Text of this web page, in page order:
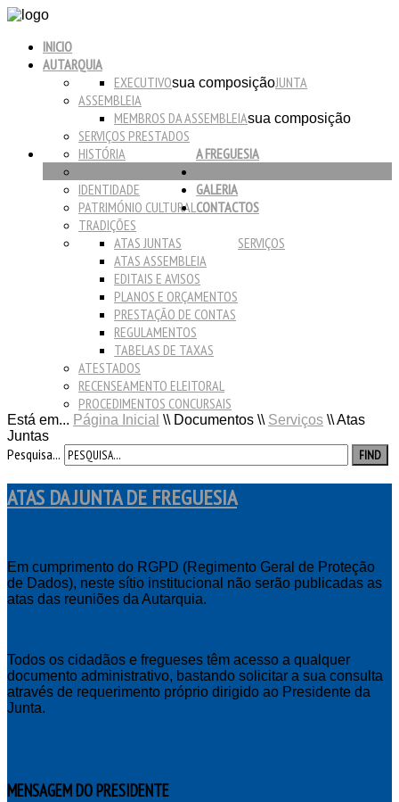
INICIO
AUTARQUIA
JUNTA
EXECUTIVOsua composição
ASSEMBLEIA
MEMBROS DA ASSEMBLEIAsua composição
SERVIÇOS PRESTADOS
A FREGUESIA
HISTÓRIA
IDENTIDADE
PATRIMÓNIO CULTURAL
TRADIÇÕES
SERVIÇOS
ATAS JUNTAS
ATAS ASSEMBLEIA
EDITAIS E AVISOS
PLANOS E ORÇAMENTOS
PRESTAÇÃO DE CONTAS
REGULAMENTOS
TABELAS DE TAXAS
ATESTADOS
RECENSEAMENTO ELEITORAL
PROCEDIMENTOS CONCURSAIS
GALERIA
CONTACTOS
Está em... Página Inicial \\ Documentos \\ Serviços \\Atas
Juntas
Pesquisa... FIND
ATAS DA JUNTA DE FREGUESIA
Em cumprimento do RGPD (Regimento Geral de Proteção
de Dados), neste sítio institucional não serão publicadas as
atas das reuniões da Autarquia.
Todos os cidadãos e fregueses têm acesso a qualquer
documento administrativo, bastando solicitar a sua consulta
através de requerimento próprio dirigido ao Presidente da
Junta.
MENSAGEMDO PRESIDENTE